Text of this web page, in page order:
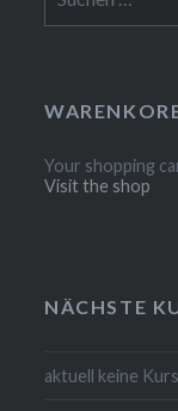
nach:
Your shopping
Visit the shop
NÄCHSTE
aktuell keine